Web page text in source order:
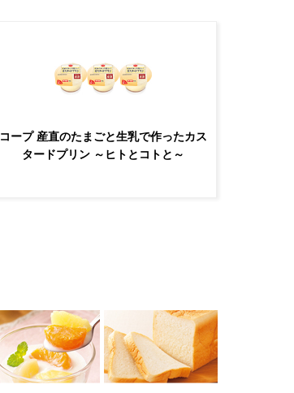
コープ 産直のたまごと生乳で作ったカス
タードプリン ～ヒトとコトと～